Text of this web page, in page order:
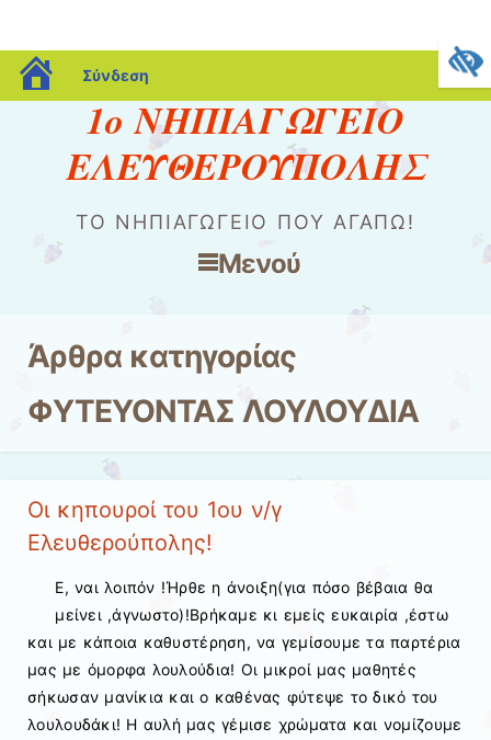
blogs.sch.gr
Σύνδεση
1ο ΝΗΠΙΑΓΩΓΕΙΟ
ΕΛΕΥΘΕΡΟΥΠΟΛΗΣ
ΤΟ ΝΗΠΙΑΓΩΓΕΊΟ ΠΟΥ ΑΓΑΠΏ!
Μενού
Άρθρα κατηγορίας
ΦΥΤΕΥΟΝΤΑΣ ΛΟΥΛΟΥΔΙΑ
Οι κηπουροί του 1ου ν/γ
Ελευθερούπολης!
Ε, ναι λοιπόν !Ήρθε η άνοιξη(για πόσο βέβαια θα
μείνει ,άγνωστο)!Βρήκαμε κι εμείς ευκαιρία ,έστω
και με κάποια καθυστέρηση, να γεμίσουμε τα παρτέρια
μας με όμορφα λουλούδια! Οι μικροί μας μαθητές
σήκωσαν μανίκια και ο καθένας φύτεψε το δικό του
λουλουδάκι! Η αυλή μας γέμισε χρώματα και νομίζουμε